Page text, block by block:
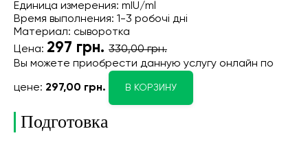
Единица измерения: mIU/ml
Время выполнения: 1-3 робочі дні
Материал: сыворотка
Цена: 297 грн. 330,00 грн.
Вы можете приобрести данную услугу онлайн по
цене: 297,00 грн. В КОРЗИНУ
Подготовка